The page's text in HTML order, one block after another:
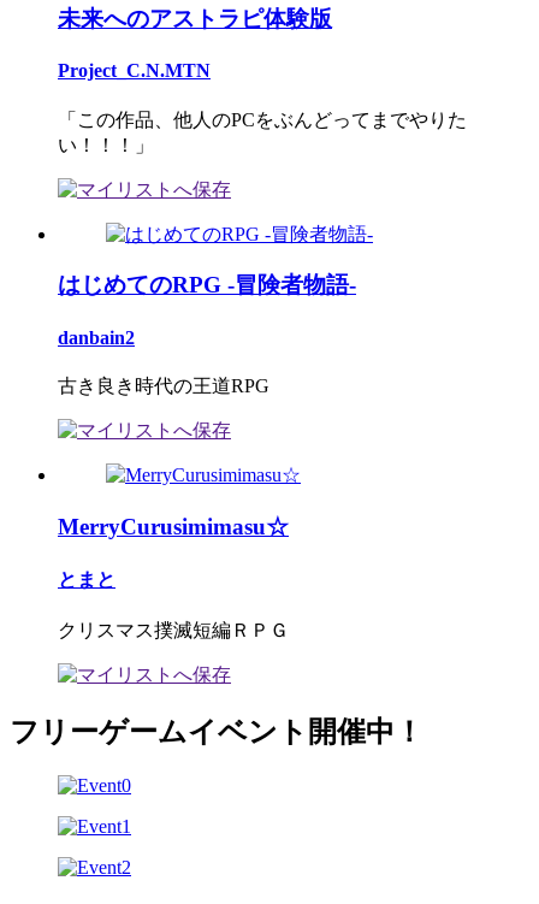
未来へのアストラピ体験版
Project_C.N.MTN
「この作品、他人のPCをぶんどってまでやりた
い！！！」
はじめてのRPG -冒険者物語-
danbain2
古き良き時代の王道RPG
MerryCurusimimasu☆
とまと
クリスマス撲滅短編ＲＰＧ
フリーゲームイベント開催中！